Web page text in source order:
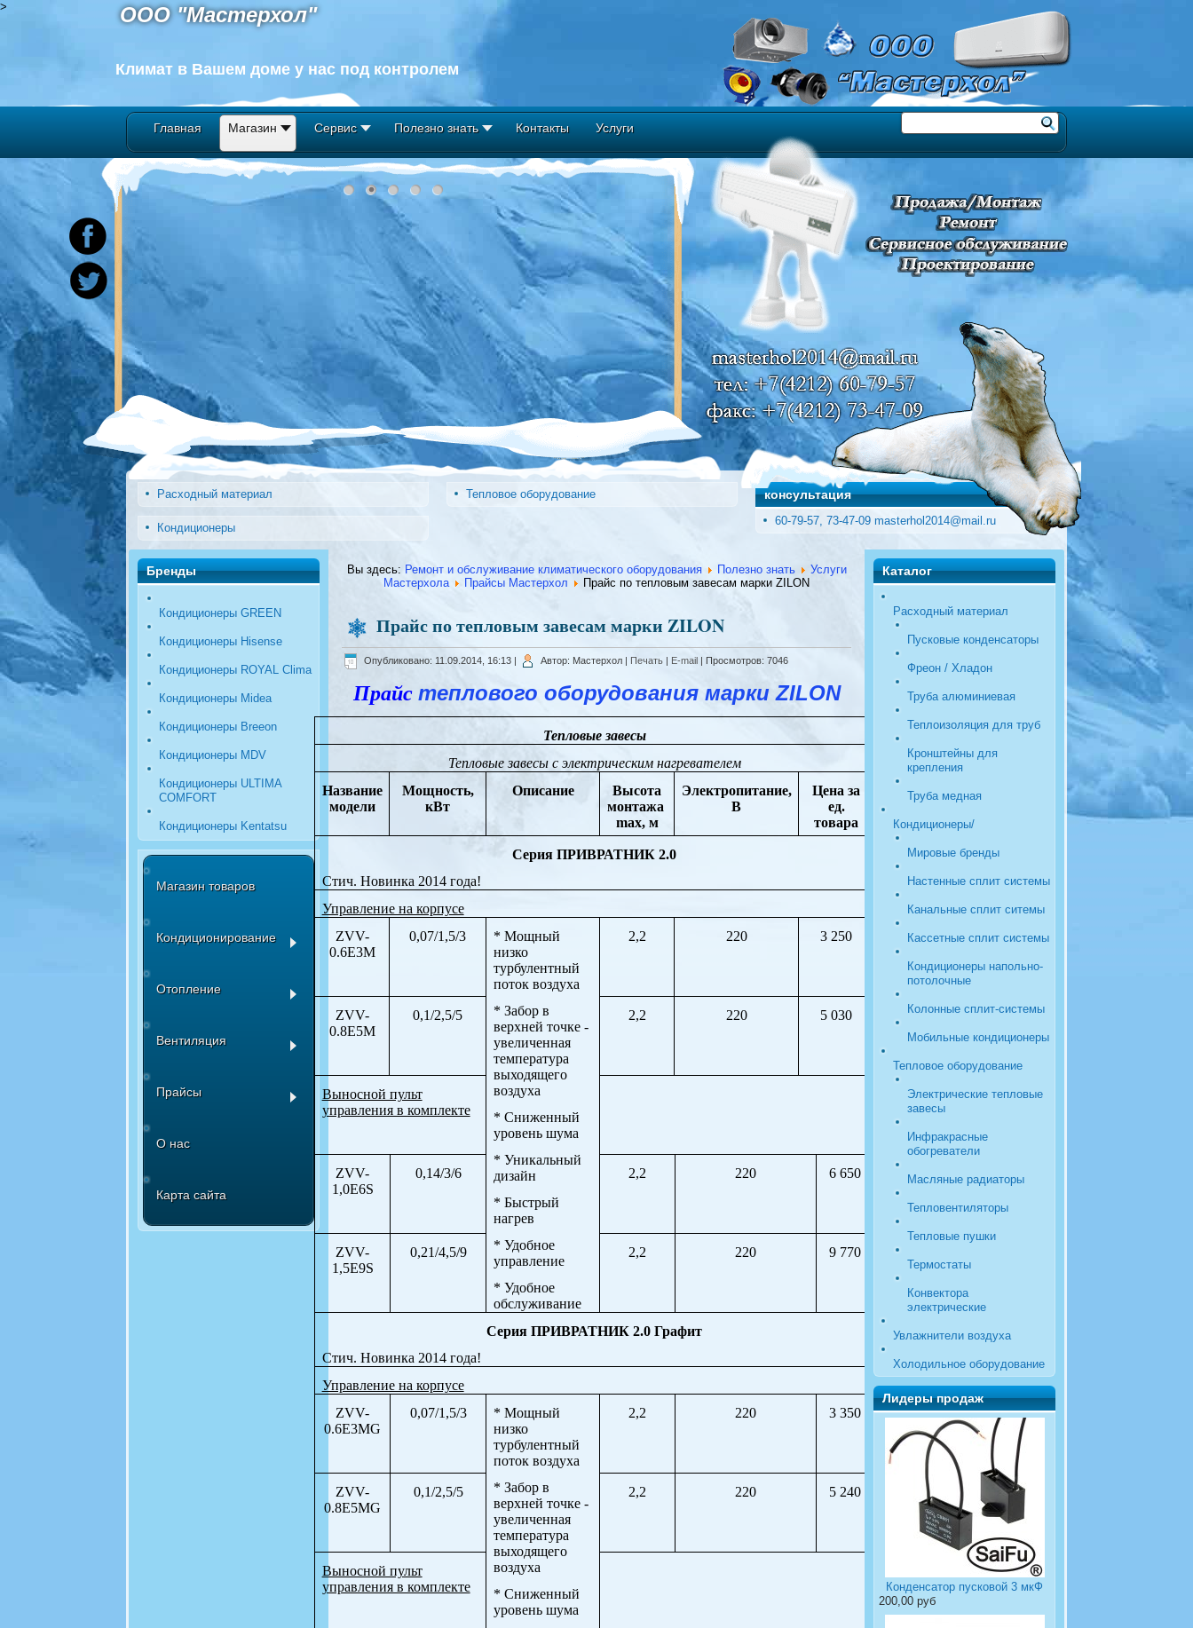
ООО "Мастерхол"
Климат в Вашем доме у нас под контролем
>
Главная Магазин Сервис Полезно знать Контакты Услуги
Расходный материал
Кондиционеры
Тепловое оборудование консультация
60-79-57, 73-47-09 masterhol2014@mail.ru
Бренды
Кондиционеры GREEN
Кондиционеры Hisense
Кондиционеры ROYAL Clima
Кондиционеры Midea
Кондиционеры Breeon
Кондиционеры MDV
Кондиционеры ULTIMA
COMFORT
Кондиционеры Kentatsu
Магазин товаров
Кондиционирование
Отопление
Вентиляция
Прайсы
О нас
Карта сайта
Вы здесь: Ремонт и обслуживание климатического оборудования Полезно знать
Услуги
Мастерхола
Прайсы Мастерхол Прайс по тепловым завесам марки ZILON
Прайс по тепловым завесам марки ZILON
Опубликовано: 11.09.2014, 16:13 Автор: Мастерхол Печать E-mail | Просмотров: 7046
Прайс теплового оборудования марки ZILON
Тепловые завесы
Тепловые завесы с электрическим нагревателем
Название
модели
Мощность,
кВт
Описание
Высота
монтажа
max,м
Электропитание,
В
Цена за
ед.
товара
Серия ПРИВРАТНИК 2.0
Стич. Новинка 2014 года!
Управление на корпусе
ZVV-
0.6E3M
0,07/1,5/3
* Мощный
низко
турбулентный
поток воздуха
* Забор в
верхней точке -
увеличенная
температура
выходящего
воздуха
* Сниженный
уровень шума
* Уникальный
дизайн
* Быстрый
нагрев
* Удобное
управление
* Удобное
обслуживание
2,2 220 3 250
ZVV-
0.8E5M
0,1/2,5/5 2,2 220 5 030
Выносной пульт
управления в комплекте
ZVV-
1,0E6S
0,14/3/6 2,2 220 6 650
ZVV-
1,5E9S
0,21/4,5/9 2,2 220 9 770
Серия ПРИВРАТНИК 2.0 Графит
Стич. Новинка 2014 года!
Управление на корпусе
ZVV-
0.6E3MG
0,07/1,5/3
* Мощный
низко
турбулентный
поток воздуха
* Забор в
верхней точке -
увеличенная
температура
выходящего
воздуха
* Сниженный
уровень шума
2,2 220 3 350
ZVV-
0.8E5MG
0,1/2,5/5 2,2 220 5 240
Выносной пульт
управления в комплекте
Каталог
Расходный материал
Пусковые конденсаторы
Фреон / Хладон
Труба алюминиевая
Теплоизоляция для труб
Кронштейны для
крепления
Труба медная
Кондиционеры/
Мировые бренды
Настенные сплит системы
Канальные сплит ситемы
Кассетные сплит системы
Кондиционеры напольно-
потолочные
Колонные сплит-системы
Мобильные кондиционеры
Тепловое оборудование
Электрические тепловые
завесы
Инфракрасные
обогреватели
Масляные радиаторы
Тепловентиляторы
Тепловые пушки
Термостаты
Конвектора
электрические
Увлажнители воздуха
Холодильное оборудование
Лидеры продаж
Конденсатор пусковой 3 мкФ
200,00 руб